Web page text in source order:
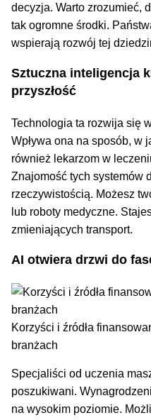
decyzja. Warto zrozumieć,
tak ogromne środki.
wspierają rozwój tej
Sztuczna inteligencja
przyszłość
Technologia ta rozwija się
Wpływa ona na sposób, w
również lekarzom w
Znajomość tych systemów
rzeczywistością. Możesz
lub roboty medyczne.
zmieniających transport.
AI otwiera drzwi do
Korzyści i źródła
branżach
Specjaliści od uczenia
poszukiwani.
na wysokim poziomie.